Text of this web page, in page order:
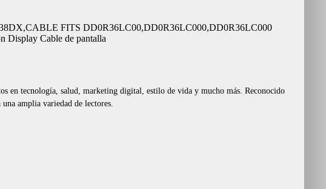
FITS DD0R36LC00,DD0R36LC000,DD0R36LC000
Cable de pantalla
en tecnología, salud, marketing digital, estilo de vida y mucho más. Reconocido
amplia variedad de lectores.